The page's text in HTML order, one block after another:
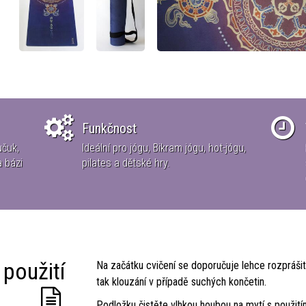
bázi
Funkčnost
Ideální pro jógu, Bikram jógu, hot-jógu,
pilates a dětské hry.
použití
Na začátku cvičení se doporučuje lehce
tak klouzání v případě suchých končetin.